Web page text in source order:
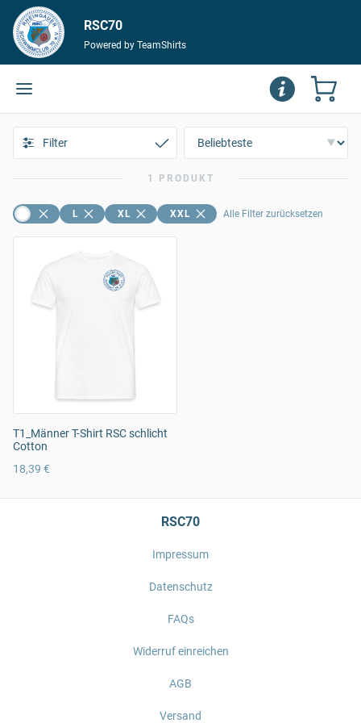
RSC70
Powered by TeamShirts
Filter
1 PRODUKT
L XL XXL Alle Filter zurücksetzen
T1_Männer T-Shirt RSC schlicht
Cotton
18,39 €
RSC70
Impressum
Datenschutz
FAQs
Widerruf einreichen
AGB
Versand